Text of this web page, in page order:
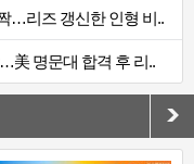
…리즈 갱신한 인형 비..
美 명문대 합격 후 리..